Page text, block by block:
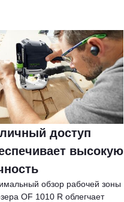
доступ
высокую
обзор рабочей зоны
OF 1010 R облегчает